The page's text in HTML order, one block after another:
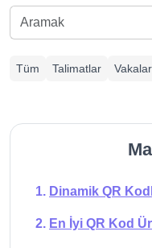
Tüm Talimatlar Vakalar
Dinamik QR
En İyi QR Kod